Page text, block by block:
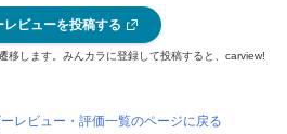
レビューを投稿する
移します。みんカラに登録して投稿すると、carview!
レビュー・評価一覧のページに戻る